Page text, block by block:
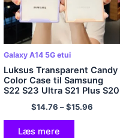
Galaxy A14 5G etui
Luksus Transparent Candy
Color Case til Samsung
S22 S23 Ultra S21 Plus S20
FE A53 A52 A13 A54 A14
A23 A34 A32 A33 5G Soft
Cover
$14.76 –$15.96
Læs mere